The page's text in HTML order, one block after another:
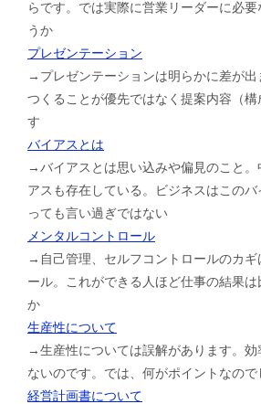
らです。では実際に営業リーダーに必要
うか
プレゼンテーション
→プレゼンテーションは明らかに差が出
つくることが優先ではなく提案内容（
す
バイアスとは
→バイアスとは思い込みや偏見のこと。
アスも存在している。ビジネスはこの
っても言い過ぎではない
メンタルコントロール
→自己管理、セルフコントロールのカギ
ール。これができる人ほど仕事の結果
か
生産性について
→生産性については誤解があります。効
ないのです。では、何がポイントなので
経営計画書について